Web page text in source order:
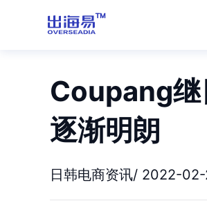
Coupang继
逐渐明朗
日韩电商资讯/ 2022-